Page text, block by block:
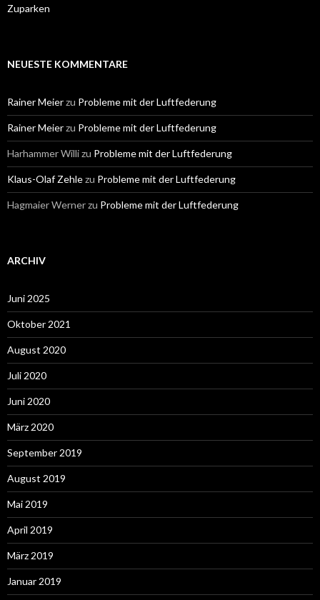
Zuparken
NEUESTE KOMMENTARE
Rainer Meierzu Probleme mit der Luftfederung
Rainer Meierzu Probleme mit der Luftfederung
Harhammer Willizu Probleme mit der Luftfederung
Klaus-Olaf Zehlezu Probleme mit der Luftfederung
Hagmaier Wernerzu Probleme mit der Luftfederung
ARCHIV
Juni 2025
Oktober 2021
August 2020
Juli 2020
Juni 2020
März 2020
September 2019
August 2019
Mai 2019
April 2019
März 2019
Januar 2019